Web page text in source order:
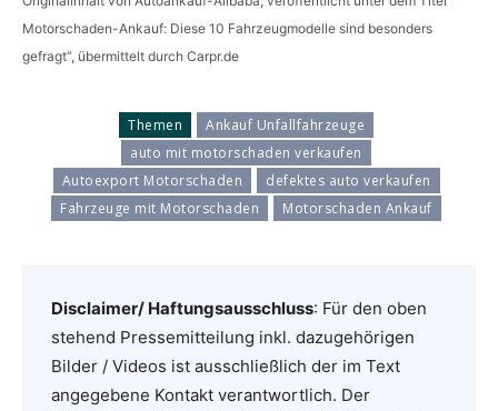
Motorschaden-Ankauf: Diese 10 Fahrzeugmodelle sind besonders
gefragt“, übermittelt durch Carpr.de
Themen
Ankauf Unfallfahrzeuge
auto mit motorschaden verkaufen
Autoexport Motorschaden
defektes auto verkaufen
Fahrzeuge mit Motorschaden
Motorschaden Ankauf
Disclaimer/ Haftungsausschluss: Für den oben
stehend Pressemitteilung inkl. dazugehörigen
Bilder / Videos ist ausschließlich der im Text
angegebene Kontakt verantwortlich. Der